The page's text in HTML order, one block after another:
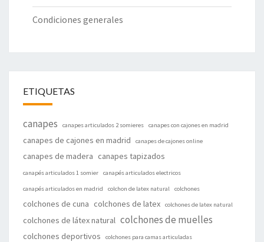
Condiciones generales
ETIQUETAS
canapes canapes articulados 2 somieres canapes con cajones en madrid
canapes de cajones en madrid canapes de cajones online
canapes de madera canapes tapizados
canapés articulados 1 somier canapés articulados electricos
canapés articulados en madrid colchon de latex natural colchones
colchones de cuna colchones de latex colchones de latex natural
colchones de látex natural colchones de muelles
colchones deportivos colchones para camas articuladas